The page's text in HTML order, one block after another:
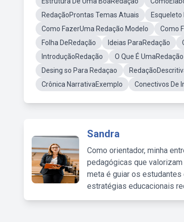
RedaçãoProntas Temas Atuais
Esqueleto
Como FazerUma Redação Modelo
Como
Folha DeRedação
Ideias ParaRedação
IntroduçãoRedação
O Que É
Desing so Para Redaçao
Crônica NarrativaExemplo
Conectivos De
Sandra
Como orientador, minha
pedagógicas que
meta é guiar os estudantes
estratégias educacionais